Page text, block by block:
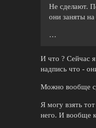
Не сделают.
они заняты
…
И что ? Сейчас
надпись что -
Можно вообще
Я могу взять
него. И вообще